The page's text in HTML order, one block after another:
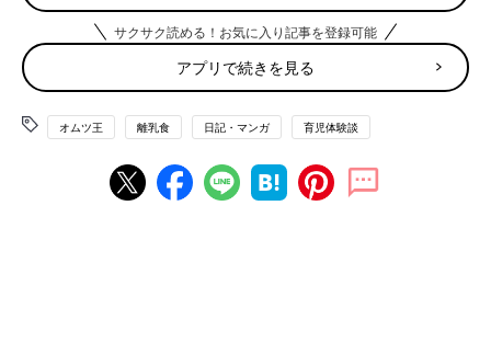
サクサク読める！お気に入り記事を登録可能
アプリで続きを見る
オムツ王 離乳食 日記・マンガ 育児体験談